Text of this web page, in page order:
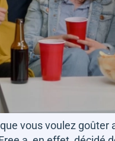
vous voulez goûter